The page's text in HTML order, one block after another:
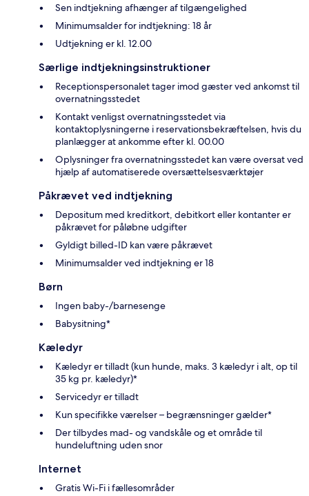
Sen indtjekning afhænger af tilgængelighed
Minimumsalder for indtjekning: 18 år
Udtjekning er kl. 12.00
Særlige indtjekningsinstruktioner
Receptionspersonalet tager imod gæster ved ankomst til
overnatningsstedet
Kontakt venligst overnatningsstedet via
kontaktoplysningerne i reservationsbekræftelsen, hvis du
planlægger at ankomme efter kl. 00.00
Oplysninger fra overnatningsstedet kan være oversat ved
hjælp af automatiserede oversættelsesværktøjer
Påkrævet ved indtjekning
Depositum med kreditkort, debitkort eller kontanter er
påkrævet for påløbne udgifter
Gyldigt billed-ID kan være påkrævet
Minimumsalder ved indtjekning er 18
Børn
Ingen baby-/barnesenge
Babysitning*
Kæledyr
Kæledyr er tilladt (kun hunde, maks. 3 kæledyr i alt, op til
35 kg pr. kæledyr)*
Servicedyr er tilladt
Kun specifikke værelser – begrænsninger gælder*
Der tilbydes mad- og vandskåle og et område til
hundeluftning uden snor
Internet
Gratis Wi-Fi i fællesområder